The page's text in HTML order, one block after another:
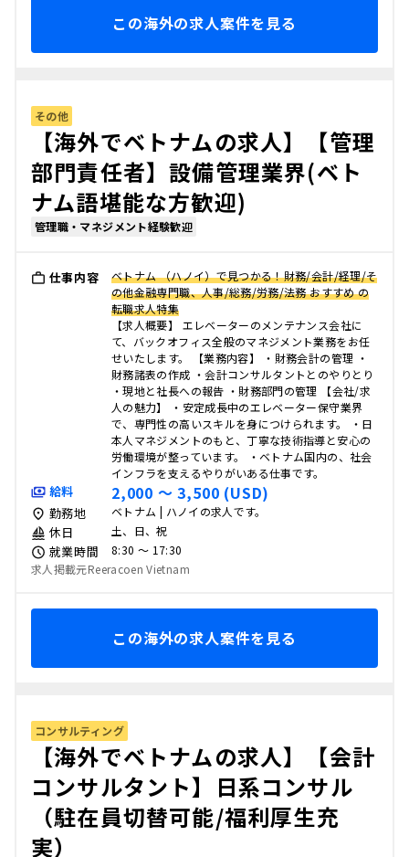
この海外の求人案件を見る
その他
【海外でベトナムの求人】【管理
部門責任者】設備管理業界(ベト
ナム語堪能な方歓迎)
管理職・マネジメント経験歓迎
仕事内容
ベトナム （ハノイ）で見つかる！財務/会計/経理/そ
の他金融専門職、人事/総務/労務/法務 おすすめ の
転職求人特集
【求人概要】 エレベーターのメンテナンス会社に
て、バックオフィス全般のマネジメント業務をお任
せいたします。 【業務内容】 ・財務会計の管理 ・
財務諸表の作成 ・会計コンサルタントとのやりとり
・現地と社長への報告 ・財務部門の管理 【会社/求
人の魅力】 ・安定成長中のエレベーター保守業界
で、専門性の高いスキルを身につけられます。 ・日
本人マネジメントのもと、丁寧な技術指導と安心の
労働環境が整っています。 ・ベトナム国内の、社会
インフラを支えるやりがいある仕事です。
給料 2,000 〜 3,500 (USD)
勤務地 ベトナム | ハノイの求人です。
休日 土、日、祝
就業時間
8:30 〜 17:30
求人掲載元Reeracoen Vietnam
この海外の求人案件を見る
コンサルティング
【海外でベトナムの求人】【会計
コンサルタント】日系コンサル
（駐在員切替可能/福利厚生充
実）